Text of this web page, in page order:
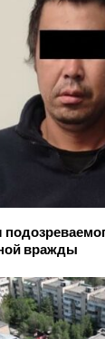
вражды